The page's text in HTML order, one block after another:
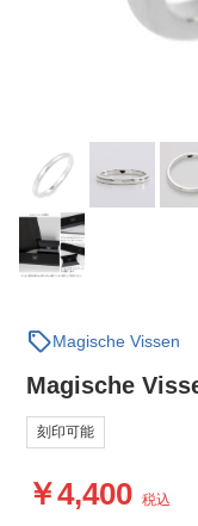
sellMagische Vissen
Magische
刻印可能
4,400 税込